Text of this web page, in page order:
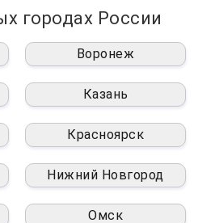
городах России
Воронеж
Казань
Красноярск
Нижний Новгород
Омск